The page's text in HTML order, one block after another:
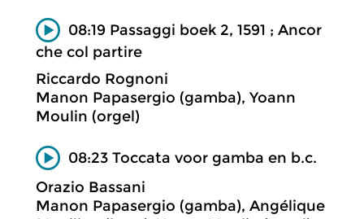
08:19 Passaggi boek 2, 1591 ; Ancor
che col partire
Riccardo Rognoni
Manon Papasergio (gamba), Yoann
Moulin (orgel)
08:23 Toccata voor gamba en b.c.
Orazio Bassani
Manon Papasergio (gamba), Angélique